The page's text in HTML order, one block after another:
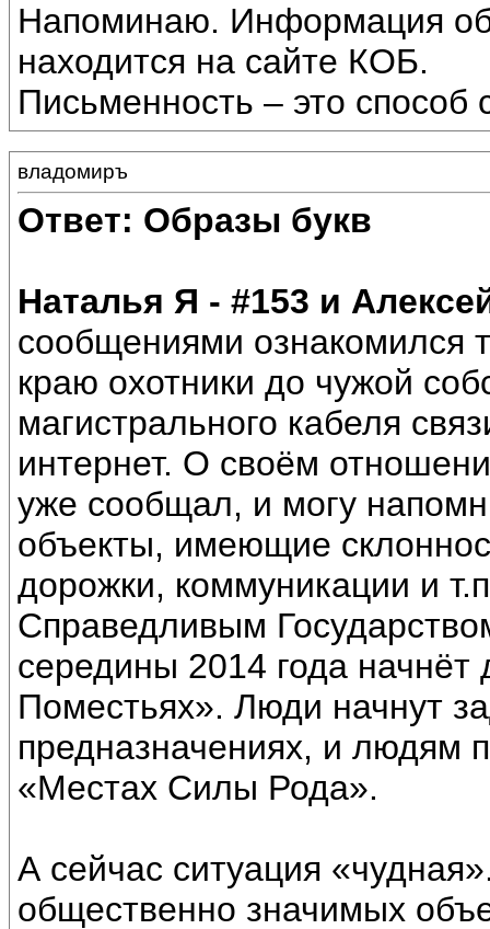
Напоминаю. Информация об
находится на сайте КОБ.
Письменность – это способ
владомиръ
Ответ: Образы букв
Наталья Я - #153 и
сообщениями ознакомился
краю охотники до чужой
магистрального кабеля
интернет. О своём
уже сообщал, и могу
объекты, имеющие
дорожки, коммуникации и
Справедливым
середины 2014 года начнёт
Поместьях». Люди начнут
предназначениях, и людям
«Местах Силы Рода».
А сейчас ситуация
общественно значимых